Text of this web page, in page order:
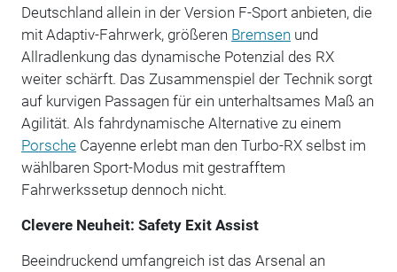
Deutschland allein in der Version F-Sport anbieten, die
mit Adaptiv-Fahrwerk, größeren Bremsen und
Allradlenkung das dynamische Potenzial des RX
weiter schärft. Das Zusammenspiel der Technik sorgt
auf kurvigen Passagen für ein unterhaltsames Maß an
Agilität. Als fahrdynamische Alternative zu einem
PorscheCayenne erlebt man den Turbo-RX selbst im
wählbaren Sport-Modus mit gestrafftem
Fahrwerkssetup dennoch nicht.
Clevere Neuheit: Safety Exit Assist
Beeindruckend umfangreich ist das Arsenal an